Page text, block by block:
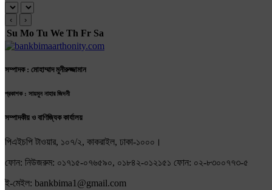
‹ ›
Su Mo Tu We Th Fr Sa
সম্পাদক : মোহাম্মাদ মুনীরুজ্জামান
প্রকাশক : সায়মুন নাহার জিদনী
সম্পাদকীয় ও বাণিজ্যিক কার্যালয়
পিএইচপি টাওয়ার, ১০৭/২, কাকরাইল, ঢাকা-১০০০।
ফোন: নিউজরুম: ০১৭১৫-০৭৬৫৯০, ০১৮৪২-০১২১৫১ ফোন: ০২-৮৩০০৭৭৩-৫
ই-মেইল: bankbima1@gmail.com